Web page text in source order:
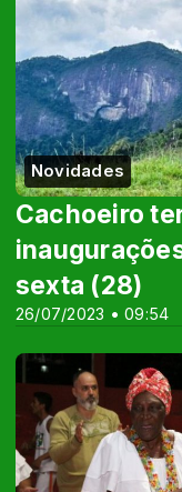
Novidades
26/07/2023 • 09:54
Cachoeiro
sexta (28)